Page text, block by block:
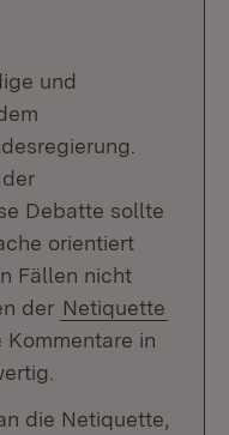
und
Debatte sollte
orientiert
Fällen nicht
der Netiquette
in
die Netiquette,